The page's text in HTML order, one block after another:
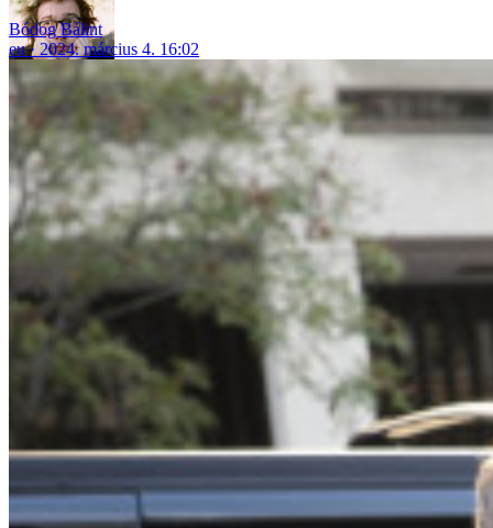
Bódog Bálint
eu
2024. március 4. 16:02